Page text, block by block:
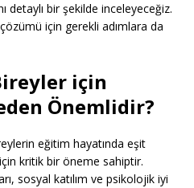
detaylı bir şekilde inceleyeceğiz.
için gerekli adımlara da
için
Önemlidir?
eğitim hayatında eşit
kritik bir öneme sahiptir.
sosyal katılım ve psikolojik iyi